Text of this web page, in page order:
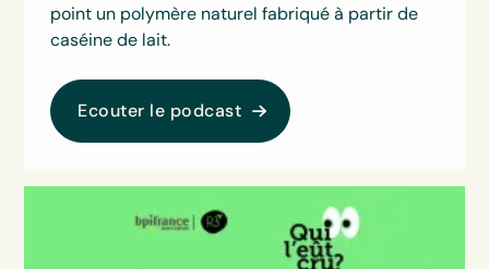
point un polymère naturel fabriqué à partir de
caséine de lait.
Ecouter le podcast